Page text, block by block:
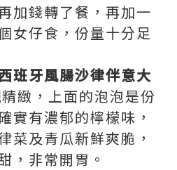
加錢轉了餐，再加一
女仔食，份量十分足
班牙風腸沙律伴意大
緻，上面的泡泡是份
實有濃郁的檸檬味，
菜及青瓜新鮮爽脆，
，非常開胃。